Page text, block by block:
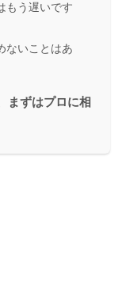
もう遅いです
ないことはあ
まずはプロに相